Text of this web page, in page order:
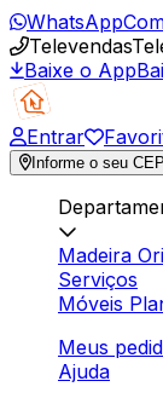
WhatsApp
Televendas
Baixe o App
Entrar
Informe o seu CEP
Madeira
Serviços
Móveis
Meus
Ajuda